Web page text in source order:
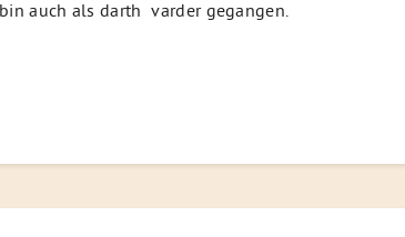
auch als darth varder gegangen.